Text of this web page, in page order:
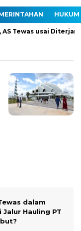
HUKUM
usai Diterjang
dalam
Hauling PT